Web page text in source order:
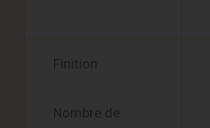
Finition
Nombre de